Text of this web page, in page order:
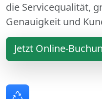
die Servicequalität,
Genauigkeit und
Jetzt Online-